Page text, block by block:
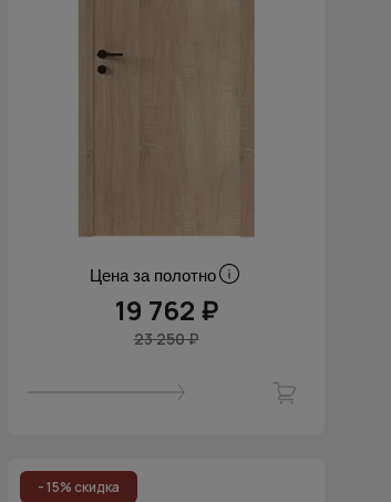
Цена за полотно
19 762 ₽
23 250 ₽
- 15% скидка